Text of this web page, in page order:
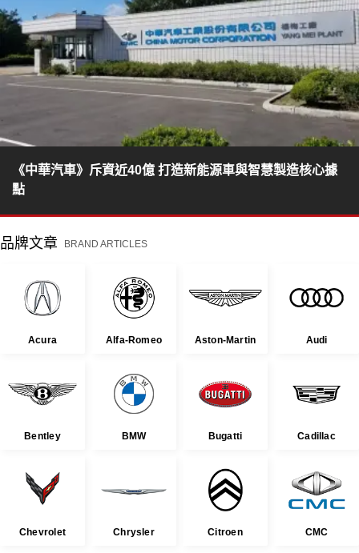
《中華汽車》斥資近40億 打造新能源車與智慧製造核心據
點
品牌文章 BRAND ARTICLES
Acura Alfa-Romeo Aston-Martin Audi
Bentley BMW Bugatti Cadillac
Chevrolet Chrysler Citroen CMC